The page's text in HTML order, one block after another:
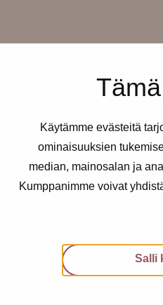
Käytämme evästeitä
ominaisuuksien
median, mainosalan ja
Kumppanimme voivat
Salli
lääkäri Pauliina Aarnioon
ajanvarausta.
B, 5krs.
henkilökunta